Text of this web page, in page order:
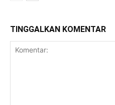
TINGGALKAN KOMENTAR